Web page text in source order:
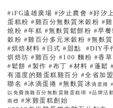
#iFG遠雄廣場 #汐止農會 #好汐
蛋糕粉 #雞百分無麩質米穀粉 #
燒粉 #年糕 #無麩質鬆餅粉 #早
穀粉 #雞百分多元米穀粉 #無麩
#烘焙材料 #日式 #甜點 #DIY手
烘焙坊 #雞百分 #100 麵粉 #香
#鬆餅 #製作 #布丁 #材料 #蓬鬆
有溫度的雞蛋糕雞百分 #全省加
聯名 #冰滴蛋捲 #無麩質冰滴蛋捲
以免費換雞百分無麩質雞蛋糕唷 #品牌活
商標 #米雞蛋糕創始